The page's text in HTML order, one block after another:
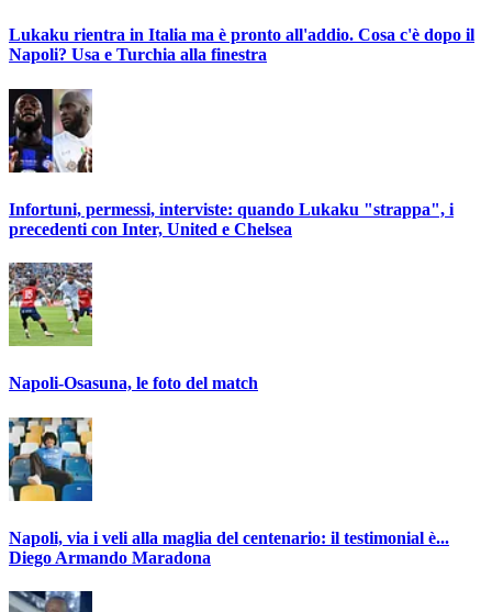
Lukaku rientra in Italia ma è pronto all'addio. Cosa c'è dopo il
Napoli? Usa e Turchia alla finestra
Infortuni, permessi, interviste: quando Lukaku "strappa", i
precedenti con Inter, United e Chelsea
Napoli-Osasuna, le foto del match
Napoli, via i veli alla maglia del centenario: il testimonial è...
Diego Armando Maradona